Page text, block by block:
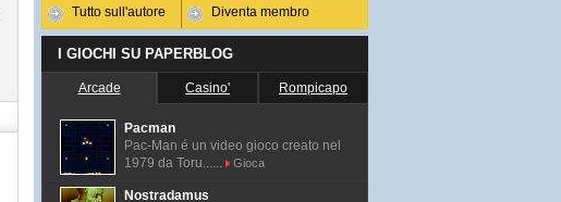
Tutto sull'autore Diventa membro
I GIOCHI SU PAPERBLOG
Arcade Casino' Rompicapo
Pacman
Pac-Man é un video gioco creato nel
1979 da Toru......
Gioca
Nostradamus